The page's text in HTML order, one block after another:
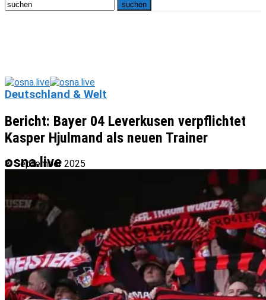
osna.live
Deutschland & Welt
Bericht: Bayer 04 Leverkusen verpflichtet
Kasper Hjulmand als neuen Trainer
8. September 2025